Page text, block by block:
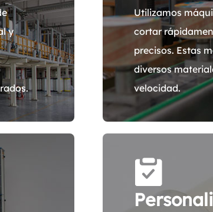
y
Utilizamos
cortar
precisos. Estas
diversos
velocidad.